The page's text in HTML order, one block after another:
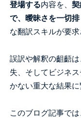
登場する内容を、 契
で、曖昧さを一切
な翻訳スキルが要求
誤訳や解釈の齟齬
失、そしてビジネ
かない重大な結果に
このブログ記事で